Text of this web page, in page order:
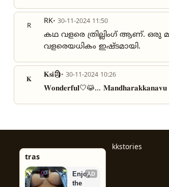
R RK• 30-11-2024 11:50
കഥ വളരെ ത്രില്ലിംഗ് ആണ്. ഒരു
വളരെയധികം ഇഷ്ടമായി.
𝐊 𝐊𝐬𝐢🗿• 30-11-2024 10:26
𝐖𝐨𝐧𝐝𝐞𝐫𝐟𝐮𝐥🤍😹... 𝐌𝐚𝐧𝐝𝐡𝐚𝐫𝐚𝐤𝐤𝐚𝐧𝐚𝐯𝐮
tras
AD
Enjoy
the
kkstories